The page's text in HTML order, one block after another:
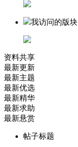
我访问的版块
资料共享
最新更新
最新主题
最新优选
最新精华
最新求助
最新悬赏
帖子标题